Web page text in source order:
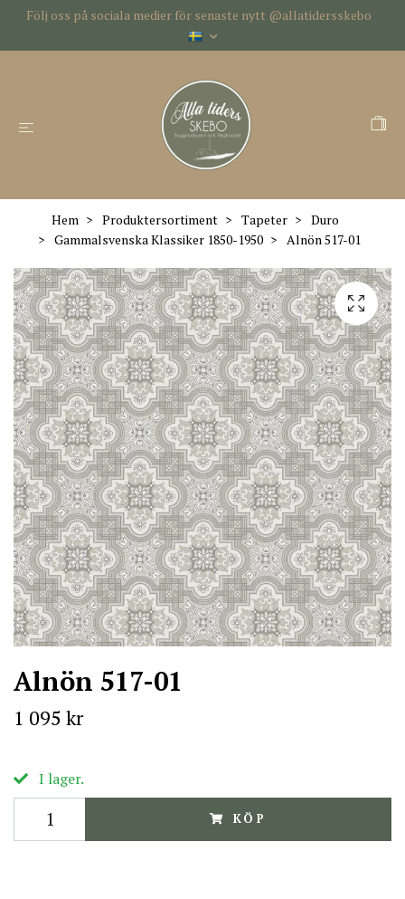
Följ oss på sociala medier för senaste nytt @allatidersskebo
Hem Produktersortiment Tapeter
Duro
Gammalsvenska Klassiker 1850-1950
Alnön 517-01
Alnön 517-01
1 095 kr
I lager.
KÖP